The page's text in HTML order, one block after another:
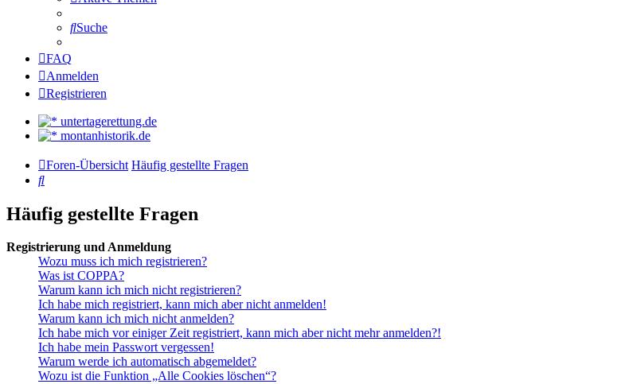
Suche
FAQ
Anmelden
Registrieren
untertagerettung.de
montanhistorik.de
Foren-Übersicht Häufig gestellte Fragen
Suche
Häufig gestellte Fragen
Registrierung und Anmeldung
Wozu muss ich mich registrieren?
Was ist COPPA?
Warum kann ich mich nicht registrieren?
Ich habe mich registriert, kann mich aber nicht anmelden!
Warum kann ich mich nicht anmelden?
Ich habe mich vor einiger Zeit registriert, kann mich aber nicht mehr anmelden?!
Ich habe mein Passwort vergessen!
Warum werde ich automatisch abgemeldet?
Wozu ist die Funktion „Alle Cookies löschen“?